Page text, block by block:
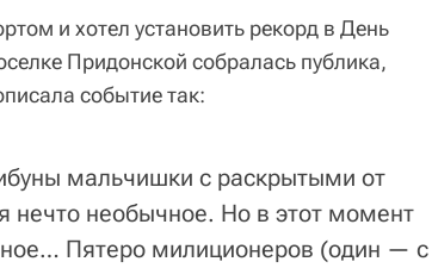
и хотел установить рекорд в День
Придонской собралась публика,
событие так:
мальчишки с раскрытыми от
нечто необычное. Но в этот момент
Пятеро милиционеров (один — с